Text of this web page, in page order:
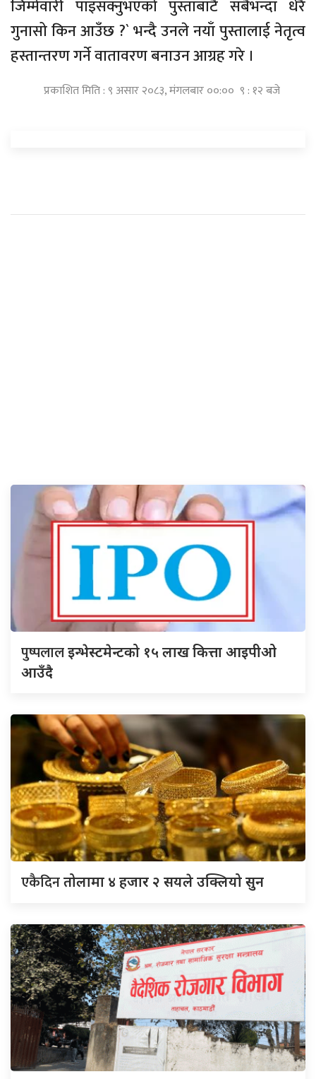
जिम्मेवारी पाइसक्नुभएको पुस्ताबाटै सबैभन्दा धेरै
गुनासो किन आउँछ ?` भन्दै उनले नयाँ पुस्तालाई नेतृत्व
हस्तान्तरण गर्ने वातावरण बनाउन आग्रह गरे ।
प्रकाशित मिति : ९ असार २०८३, मंगलबार ००:०० ९ : १२ बजे
पुष्पलालइन्भेस्टमेन्टको १५ लाख कित्ता आइपीओ
आउँदै
एकैदिनतोलामा ४ हजार २ सयले उक्लियो सुन